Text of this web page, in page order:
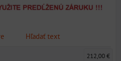
Hľadať text
212,00 €